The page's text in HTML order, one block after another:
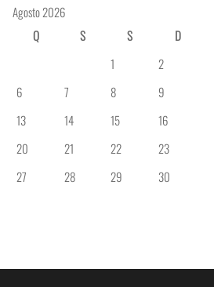
Agosto 2026
Q S S
D
1
2
6 7 8
9
13 14 15
16
20 21 22
23
27 28 29
30